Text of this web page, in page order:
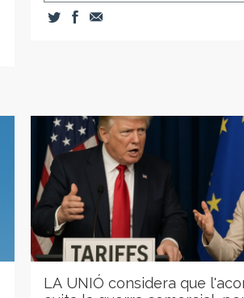
LA UNIÓ considera que